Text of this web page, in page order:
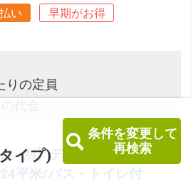
イプ)
条件を変更して
再検索
い 早期がお得
りの定員
レ別】デラックスツイ
平米/バス・トイレ付